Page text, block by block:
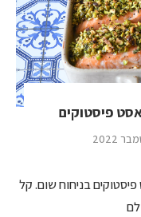
פיסטוקים
בניחוח שום. קל